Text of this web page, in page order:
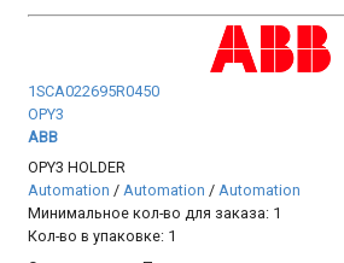
1SCA022695R0450
OPY3
ABB
OPY3 HOLDER
Automation /Automation /Automation
Минимальное кол-во для заказа: 1
Кол-во в упаковке: 1